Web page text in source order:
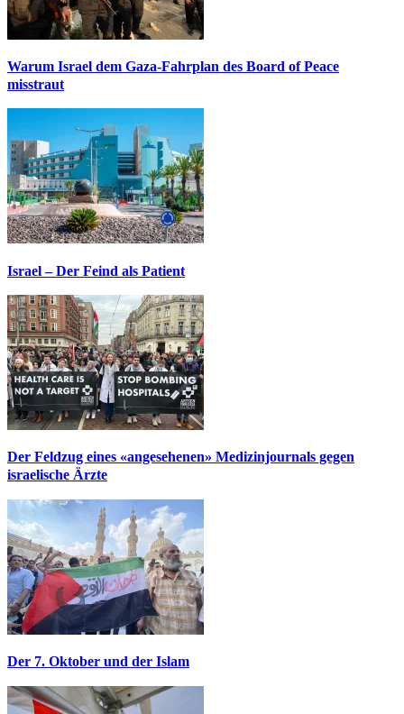
Warum Israel dem Gaza-Fahrplan des Board of Peace
misstraut
Israel – Der Feind als Patient
Der Feldzug eines «angesehenen» Medizinjournals gegen
israelische Ärzte
Der 7. Oktober und der Islam